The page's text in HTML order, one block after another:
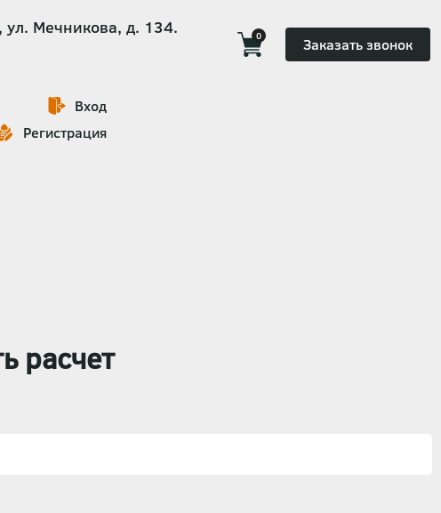
ул. Мечникова, д. 134. 0 Заказать звонок
Вход
Регистрация
расчет